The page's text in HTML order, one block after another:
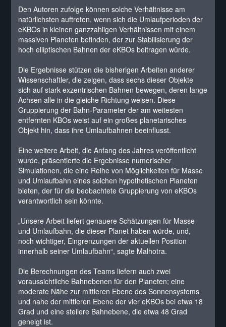
Den Autoren zufolge können solche Verhältnisse am
natürlichsten auftreten, wenn sich die Umlaufperioden der
eKBOs in kleinen ganzzahligen Verhältnissen mit einem
massiven Planeten befinden, der zur Stabilisierung der
hoch elliptischen Bahnen der eKBOs beitragen würde.
Die Ergebnisse stützen die bisherigen Arbeiten anderer
Wissenschaftler, die zeigen, dass sechs dieser Objekte
sich auf stark exzentrischen Bahnen bewegen, deren lange
Achsen alle in die gleiche Richtung weisen. Diese
Gruppierung der Bahn-Parameter der am weitesten
entfernten KBOs weist auf ein großes planetarisches
Objekt hin, dass ihre Umlaufbahnen beeinflusst.
Eine weitere Arbeit, die Anfang des Jahres veröffentlicht
wurde, präsentierte die Ergebnisse numerischer
Simulationen, die eine Reihe von Möglichkeiten für Masse
und Umlaufbahn eines solchen hypothetischen Planeten
bieten, der für die beobachtete Gruppierung von eKBOs
verantwortlich sein könnte.
„Unsere Arbeit liefert genauere Schätzungen für Masse
und Umlaufbahn, die dieser Planet haben würde, und,
noch wichtiger, Eingrenzungen der aktuellen Position
innerhalb seiner Umlaufbahn“, sagte Malhotra.
Die Berechnungen des Teams liefern auch zwei
voraussichtliche Bahnebenen für den Planeten; eine
moderate Nähe zur mittleren Ebene des Sonnensystems
und nahe der mittleren Ebene der vier eKBOs bei etwa 18
Grad und eine steilere Bahnebene, die etwa 48 Grad
geneigt ist.